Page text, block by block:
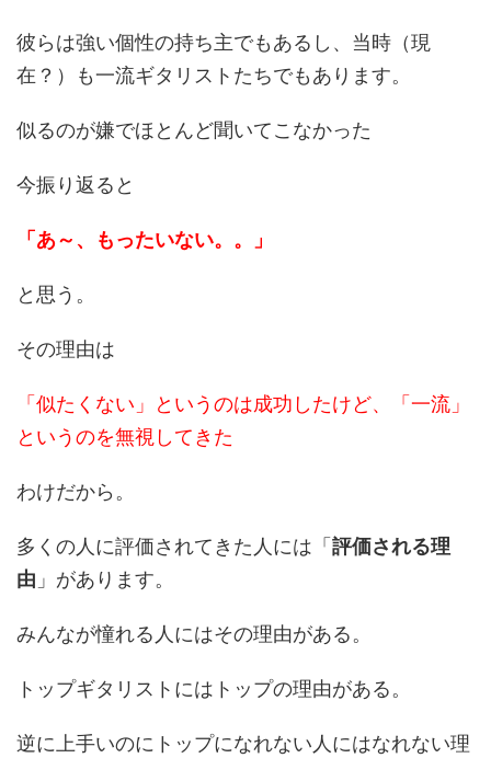
彼らは強い個性の持ち主でもあるし、当時（現
在？）も一流ギタリストたちでもあります。
似るのが嫌でほとんど聞いてこなかった
今振り返ると
「あ～、もったいない。。」
と思う。
その理由は
「似たくない」というのは成功したけど、「一流」
というのを無視してきた
わけだから。
多くの人に評価されてきた人には「評価される理
由 」があります。
みんなが憧れる人にはその理由がある。
トップギタリストにはトップの理由がある。
逆に上手いのにトップになれない人にはなれない理